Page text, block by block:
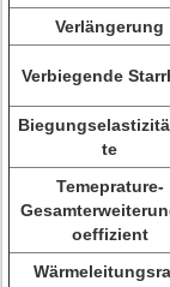
Verlängerung
Verbiegende
te
Temeprature-
oeffizient